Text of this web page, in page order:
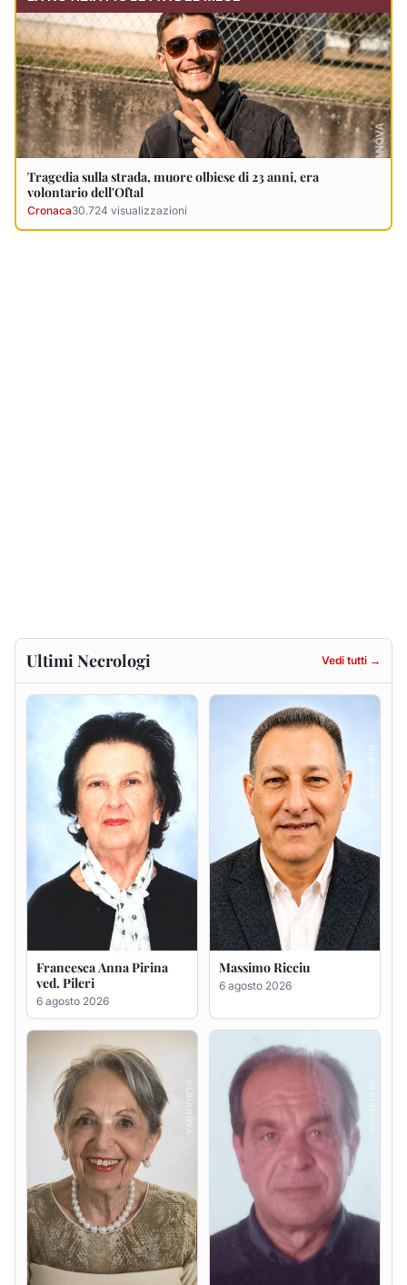
Francesca Anna Pirina
ved. Pileri
6 agosto 2026
Massimo Ricciu
6 agosto 2026
Maria Teresa Floris ved.
6 agosto 2026
Renzo Murrai
5 agosto 2026